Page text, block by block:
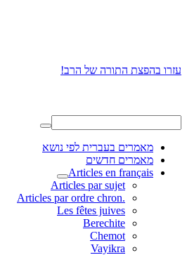
עזרו בהפצת התורה של הרב!
מאמרים בעברית לפי נושא
מאמרים חדשים
Articles en français
Articles par sujet
.Articles par ordre chron
Les fêtes juives
Berechite
Chemot
Vayikra